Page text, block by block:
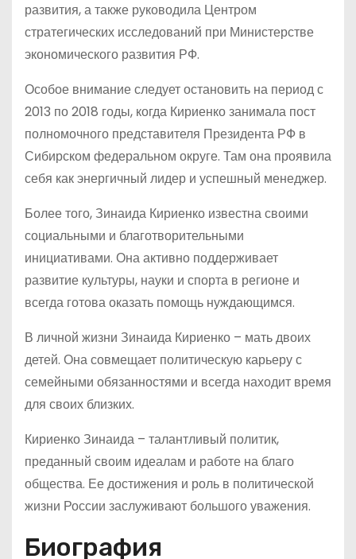
развития, а также руководила Центром
стратегических исследований при Министерстве
экономического развития РФ.
Особое внимание следует остановить на период с
2013 по 2018 годы, когда Кириенко занимала пост
полномочного представителя Президента РФ в
Сибирском федеральном округе. Там она проявила
себя как энергичный лидер и успешный менеджер.
Более того, Зинаида Кириенко известна своими
социальными и благотворительными
инициативами. Она активно поддерживает
развитие культуры, науки и спорта в регионе и
всегда готова оказать помощь нуждающимся.
В личной жизни Зинаида Кириенко – мать двоих
детей. Она совмещает политическую карьеру с
семейными обязанностями и всегда находит время
для своих близких.
Кириенко Зинаида – талантливый политик,
преданный своим идеалам и работе на благо
общества. Ее достижения и роль в политической
жизни России заслуживают большого уважения.
Биография